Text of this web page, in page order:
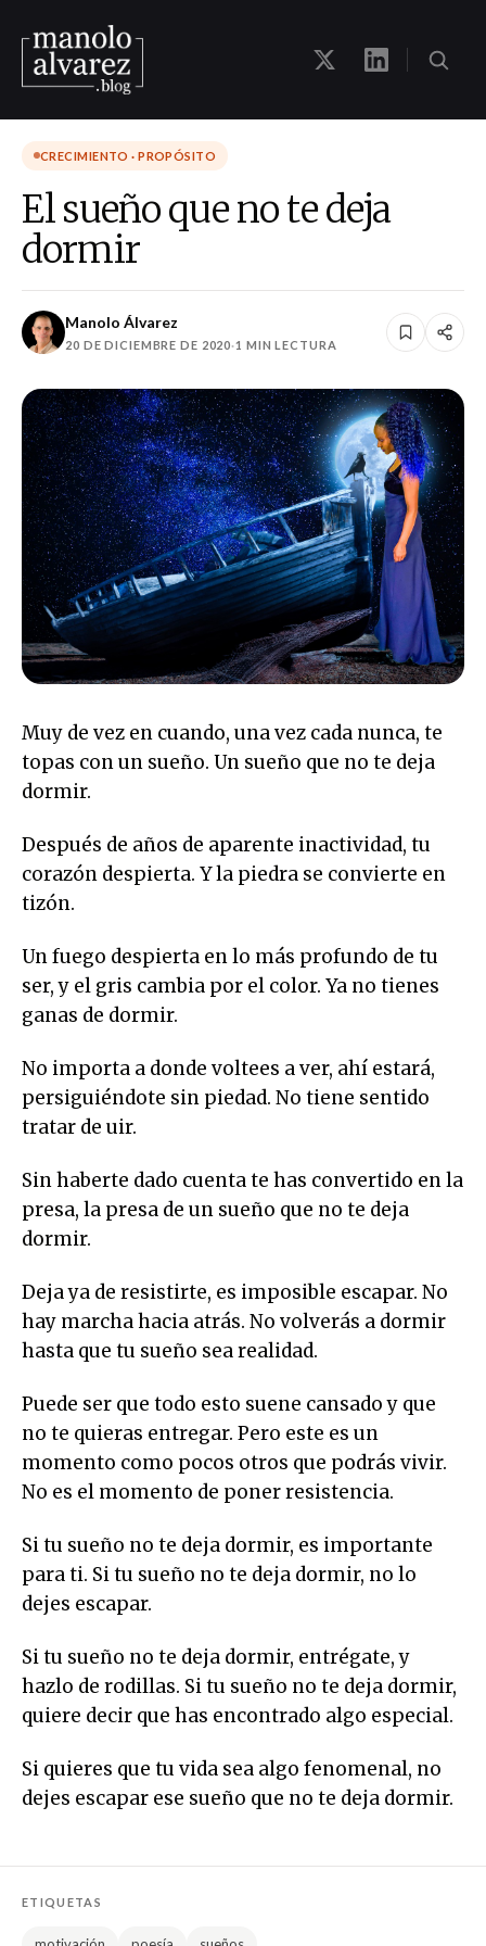
CRECIMIENTO · PROPÓSITO
El sueño que no te deja
dormir
Manolo Álvarez
20 DE DICIEMBRE DE 2020·1 MIN LECTURA
Muy de vez en cuando, una vez cada nunca, te
topas con un sueño. Un sueño que no te deja
dormir.
Después de años de aparente inactividad, tu
corazón despierta. Y la piedra se convierte en
tizón.
Un fuego despierta en lo más profundo de tu
ser, y el gris cambia por el color. Ya no tienes
ganas de dormir.
No importa a donde voltees a ver, ahí estará,
persiguiéndote sin piedad. No tiene sentido
tratar de uir.
Sin haberte dado cuenta te has convertido en la
presa, la presa de un sueño que no te deja
dormir.
Deja ya de resistirte, es imposible escapar. No
hay marcha hacia atrás. No volverás a dormir
hasta que tu sueño sea realidad.
Puede ser que todo esto suene cansado y que
no te quieras entregar. Pero este es un
momento como pocos otros que podrás vivir.
No es el momento de poner resistencia.
Si tu sueño no te deja dormir, es importante
para ti. Si tu sueño no te deja dormir, no lo
dejes escapar.
Si tu sueño no te deja dormir, entrégate, y
hazlo de rodillas. Si tu sueño no te deja dormir,
quiere decir que has encontrado algo especial.
Si quieres que tu vida sea algo fenomenal, no
dejes escapar ese sueño que no te deja dormir.
ETIQUETAS